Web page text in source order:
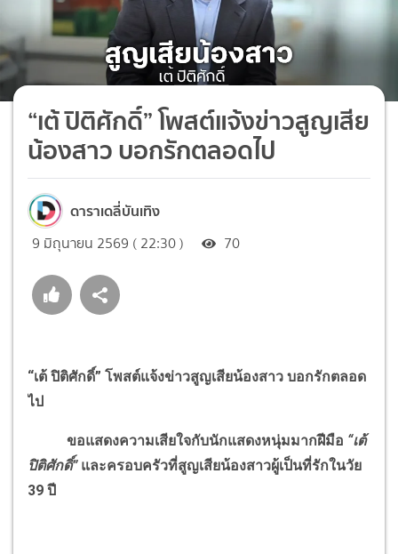
“เต้ ปิติศักดิ์” โพสต์แจ้งข่าวสูญเสีย
น้องสาว บอกรักตลอดไป
ดาราเดลี่บันเทิง
9 มิถุนายน 2569 ( 22:30 ) 70
“เต้ ปิติศักดิ์” โพสต์แจ้งข่าวสูญเสียน้องสาว บอกรักตลอด
ไป
ขอแสดงความเสียใจกับนักแสดงหนุ่มมากฝีมือ “เต้
ปิติศักดิ์”และครอบครัวที่สูญเสียน้องสาวผู้เป็นที่รักในวัย
39 ปี